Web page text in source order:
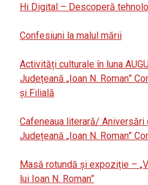
Hi Digital – Descoperă
Confesiuni la malul mării
Activități culturale în luna
Județeană „Ioan N. Roman”
și Filială
Cafeneaua literară/
Județeană „Ioan N. Roman”
Masă rotundă și expoziție –
lui Ioan N. Roman”